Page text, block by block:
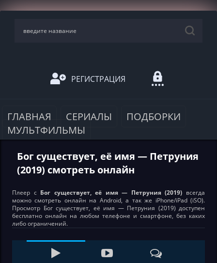
РЕГИСТРАЦИЯ
ГЛАВНАЯ СЕРИАЛЫ
ПОДБОРКИ
МУЛЬТФИЛЬМЫ
Бог существует, её имя — Петруния
(2019) смотреть онлайн
Плеер с Бог существует, её имя — Петруния (2019) всегда
можно смотреть онлайн на Android, а так же iPhone/iPad (iSO).
Просмотр Бог существует, её имя — Петруния (2019) доступен
бесплатно онлайн на любом телефоне и смартфоне, без каких
либо ограничений.